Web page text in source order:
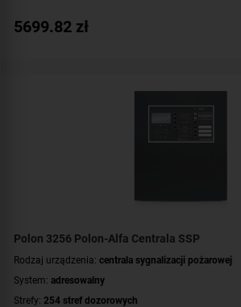
Wyświetlacz: LCD
5699.82 zł
Polon 3256 Polon-Alfa Centrala SSP
Rodzaj urządzenia: centrala sygnalizacji pożarowej
System: adresowalny
Strefy: 254 stref dozorowych